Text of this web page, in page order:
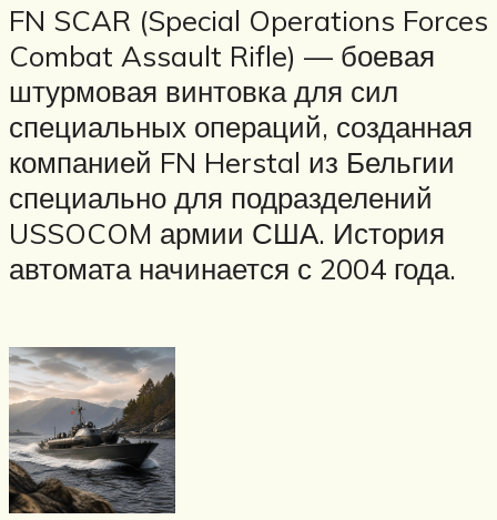
FN SCAR (Special Operations Forces
Combat Assault Rifle) — боевая
штурмовая винтовка для сил
специальных операций, созданная
компанией FN Herstal из Бельгии
специально для подразделений
USSOCOM армии США. История
автомата начинается с 2004 года.